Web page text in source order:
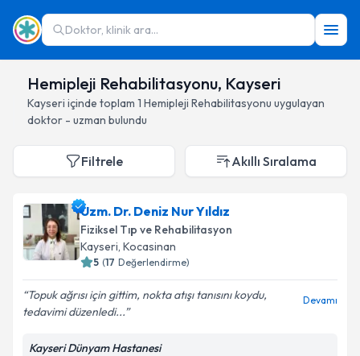
Doktor, klinik ara...
Hemipleji Rehabilitasyonu, Kayseri
Kayseri içinde toplam 1 Hemipleji Rehabilitasyonu uygulayan
doktor - uzman bulundu
Filtrele Akıllı Sıralama
Uzm. Dr. Deniz Nur Yıldız
Fiziksel Tıp ve Rehabilitasyon
Kayseri, Kocasinan
5 (17 Değerlendirme)
Topuk ağrısı için gittim, nokta atışı tanısını koydu,
tedavimi düzenledi...
Devamı
Kayseri Dünyam Hastanesi